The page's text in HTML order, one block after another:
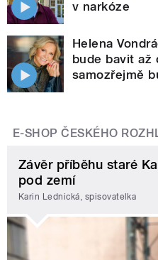
v narkóze
Helena
bude bavit až
samozřejmě
E-SHOP ČESKÉHO
Závěr příběhu staré
pod zemí
Karin Lednická, spisovatelka